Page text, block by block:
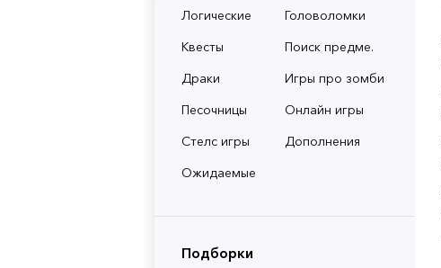
Логические
Головоломки
Квесты
Поиск предме.
Драки
Игры про зомби
Песочницы
Онлайн игры
Стелс игры
Дополнения
Ожидаемые
Подборки